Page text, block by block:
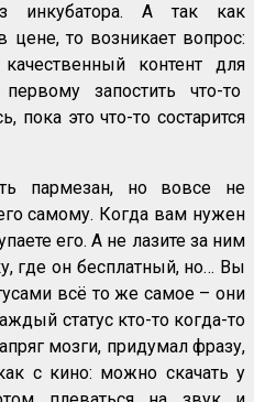
инкубатора. А так как
цене, то возникает вопрос:
контент для
запостить что-то
пока это что-то состарится
пармезан, но вовсе не
самому. Когда вам нужен
его. А не лазите за ним
где он бесплатный, но… Вы
всё то же самое – они
статус кто-то когда-то
мозги, придумал фразу,
с кино: можно скачать у